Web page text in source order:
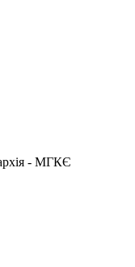
- МГКЄ